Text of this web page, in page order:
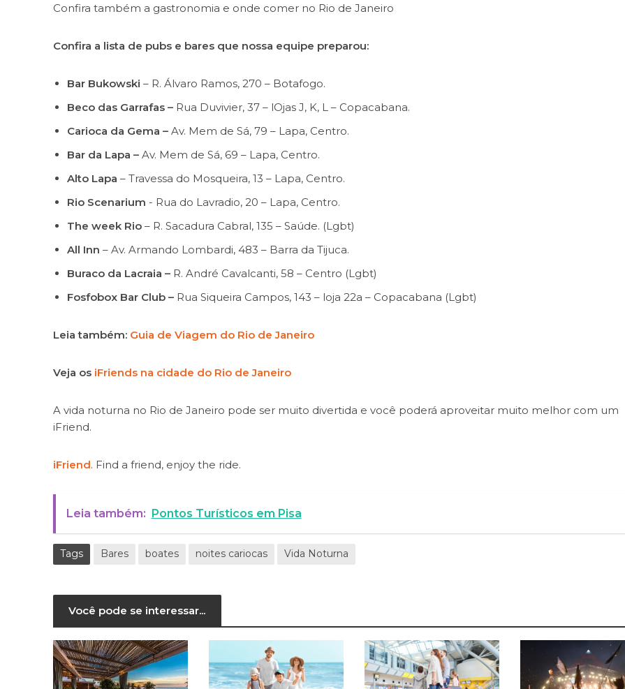
Confira também a gastronomia e onde comer no Rio de Janeiro
Confira a lista de pubs e bares que nossa equipe preparou:
Bar Bukowski – R. Álvaro Ramos, 270 – Botafogo.
Beco das Garrafas –Rua Duvivier, 37 – lOjas J, K, L – Copacabana.
Carioca da Gema –Av. Mem de Sá, 79 – Lapa, Centro.
Bar da Lapa –Av. Mem de Sá, 69 – Lapa, Centro.
Alto Lapa – Travessa do Mosqueira, 13 – Lapa, Centro.
Rio Scenarium ­- Rua do Lavradio, 20 – Lapa, Centro.
The week Rio– R. Sacadura Cabral, 135 – Saúde. (Lgbt)
All Inn – Av. Armando Lombardi, 483 – Barra da Tijuca.
Buraco da Lacraia –R. André Cavalcanti, 58 – Centro (Lgbt)
Fosfobox Bar Club –Rua Siqueira Campos, 143 – loja 22a – Copacabana (Lgbt)
Leia também: Guia de Viagem do Rio de Janeiro
Veja os iFriends na cidade do Rio de Janeiro
A vida noturna no Rio de Janeiro pode ser muito divertida e você poderá aproveitar muito melhor com um
iFriend.
iFriend. Find a friend, enjoy the ride.
Leia também: Pontos Turísticos em Pisa
Tags Bares boates noites cariocas Vida Noturna
Você pode se interessar...